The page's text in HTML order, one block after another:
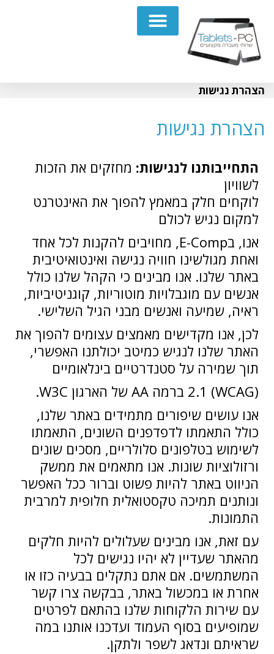
הצהרת נגישות
הצהרת נגישות
התחייבותנו לנגישות: מחזקים את הזכות
לשוויון
לוקחים חלק במאמץ להפוך את האינטרנט
למקום נגיש לכולם
אנו, בE-Comp, מחויבים להקנות לכל אחד
ואחת מגולשינו חוויה נגישה ואינטואיטיבית
באתר שלנו. אנו מבינים כי הקהל שלנו כולל
אנשים עם מוגבלויות מוטוריות, קוגניטיביות,
ראיה, שמיעה ואנשים מבני הגיל השלישי.
לכן, אנו מקדישים מאמצים עצומים להפוך את
האתר שלנו לנגיש כמיטב יכולתנו האפשרי,
תוך שמירה על סטנדרטיים בינלאומיים
(WCAG) 2.1 ברמה AA של הארגון W3C.
אנו עושים שיפורים מתמידים באתר שלנו,
כולל התאמתו לדפדפנים השונים, התאמתו
לשימוש בטלפונים סלולריים, מסכים שונים
ורזולוציות שונות. אנו מתאמים את ממשק
הניווט באתר להיות פשוט וברור ככל האפשר
ונותנים תמיכה טקסטואלית חלופית למרבית
התמונות.
עם זאת, אנו מבינים שעלולים להיות חלקים
מהאתר שעדיין לא יהיו נגישים לכל
המשתמשים. אם אתם נתקלים בבעיה כזו או
אחרת או במכשול באתר, בבקשה צרו קשר
עם שירות הלקוחות שלנו בהתאם לפרטים
שמופיעים בסוף העמוד ועדכנו אותנו במה
שראיתם ונדאג לשפר ולתקן.